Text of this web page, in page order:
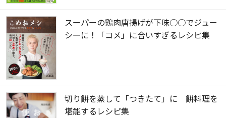
スーパーの鶏肉唐揚げが下味○○でジュー
シーに！「コメ」に合いすぎるレシピ集
切り餅を蒸して「つきたて」に 餅料理を
堪能するレシピ集